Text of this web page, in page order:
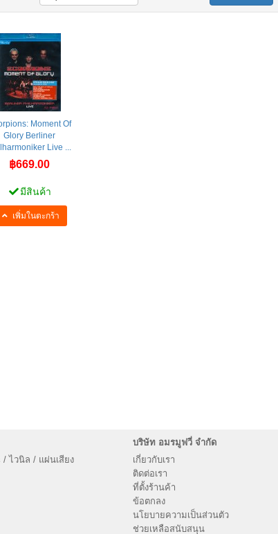
Moment Of
Glory Berliner
Live ...
฿669.00
มีสินค้า
เพิ่มในตะกร้า
/ ไวนิล / แผ่นเสียง
บริษัท อมรมูฟวี่ จำกัด
เกี่ยวกับเรา
ติดต่อเรา
ที่ตั้งร้านค้า
ข้อตกลง
นโยบายความเป็นส่วนตัว
ช่วยเหลือสนับสนุน